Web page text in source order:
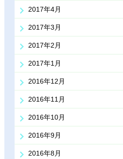
2017年4月
2017年3月
2017年2月
2017年1月
2016年12月
2016年11月
2016年10月
2016年9月
2016年8月